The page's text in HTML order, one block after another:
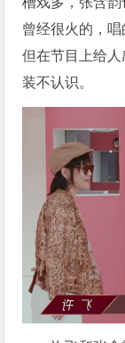
曾经很火的，唱
但在节目上给
装不认识。